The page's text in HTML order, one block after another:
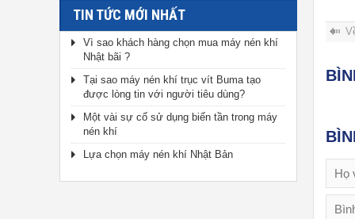
TIN TỨC MỚI NHẤT
Vì sao khách hàng chọn mua máy nén khí
Nhật bãi ?
Tại sao máy nén khí trục vít Buma tạo
được lòng tin với người tiêu dùng?
Một vài sự cố sử dụng biến tần trong máy
nén khí
Lựa chọn máy nén khí Nhật Bản